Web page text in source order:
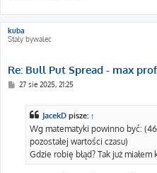
kuba
Stały bywalec
Re: Bull Put Spread - max
P27 sie 2025, 21:25
JacekD pisze: ↑
Wg matematyki powinno być:
pozostałej wartości czasu)
Gdzie robię błąd? Tak już